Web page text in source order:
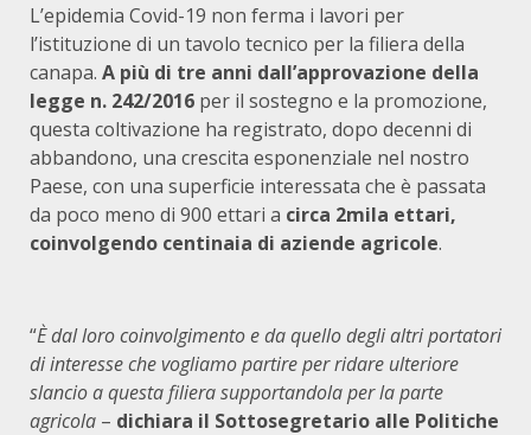
L’epidemia Covid-19 non ferma i lavori per
l’istituzione di un tavolo tecnico per la filiera della
canapa. A più di tre anni dall’approvazione della
legge n. 242/2016 per il sostegno e la promozione,
questa coltivazione ha registrato, dopo decenni di
abbandono, una crescita esponenziale nel nostro
Paese, con una superficie interessata che è passata
da poco meno di 900 ettari a circa 2mila ettari,
coinvolgendo centinaia di aziende agricole.
“È dal loro coinvolgimento e da quello degli altri portatori
di interesse che vogliamo partire per ridare ulteriore
slancio a questa filiera supportandola per la parte
agricola – dichiara il Sottosegretario alle Politiche